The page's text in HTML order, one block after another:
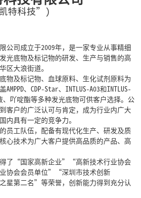
特科技”)
公司成立于2009年，是一家专业从事精细
光底物及标记物的研发、生产与销售的高
区大浪街道。
物及标记物、血球原料、生化试剂原料为
AMPPD、CDP-Star、INTLUS-A03和INTLUS-
、吖啶酯等多种发光底物可供客户选择。公
客户的广泛认可与肯定，成为行业内广大
内具有一定的竞争力。
员工队伍，配备有现代化生产、研发及质
心技术为广大客户提供高品质的产品、高
了 “国家高新企业”“高新技术行业协会
协会会员单位”“深圳市技术创新
星第二名”等荣誉，创新能力得到充分认